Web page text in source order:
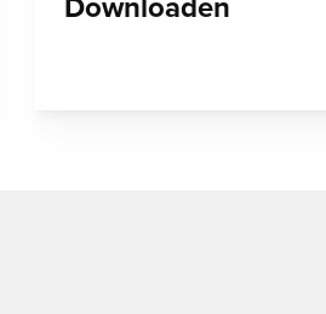
Downloaden